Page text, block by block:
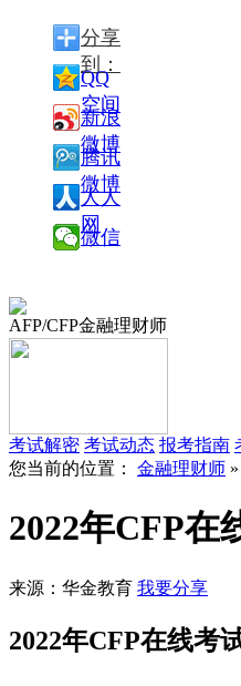
分享
到：
QQ
空间
新浪
微博
腾讯
微博
人人
网
微信
AFP/CFP金融理财师
考试解密 考试动态 报考指南
您当前的位置： 金融理财师 »
2022年CFP在
来源：华金教育 我要分享
2022年CFP在线考